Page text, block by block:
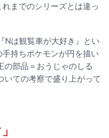
までのシリーズとは違っ
Nは観覧車が大好き』とい
持ちポケモンが円を描い
の部品＝おうじゃのしる
いての考察で盛り上がって